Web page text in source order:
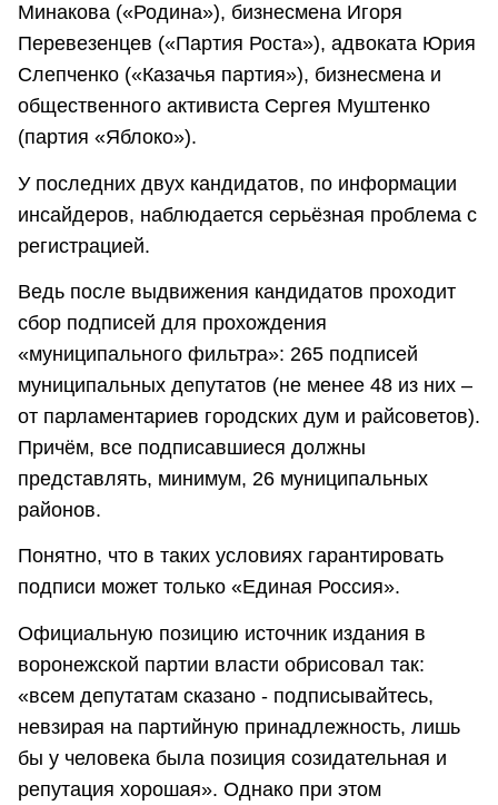
Минакова («Родина»), бизнесмена Игоря
Перевезенцев («Партия Роста»), адвоката Юрия
Слепченко («Казачья партия»), бизнесмена и
общественного активиста Сергея Муштенко
(партия «Яблоко»).
У последних двух кандидатов, по информации
инсайдеров, наблюдается серьёзная проблема с
регистрацией.
Ведь после выдвижения кандидатов проходит
сбор подписей для прохождения
«муниципального фильтра»: 265 подписей
муниципальных депутатов (не менее 48 из них –
от парламентариев городских дум и райсоветов).
Причём, все подписавшиеся должны
представлять, минимум, 26 муниципальных
районов.
Понятно, что в таких условиях гарантировать
подписи может только «Единая Россия».
Официальную позицию источник издания в
воронежской партии власти обрисовал так:
«всем депутатам сказано - подписывайтесь,
невзирая на партийную принадлежность, лишь
бы у человека была позиция созидательная и
репутация хорошая». Однако при этом